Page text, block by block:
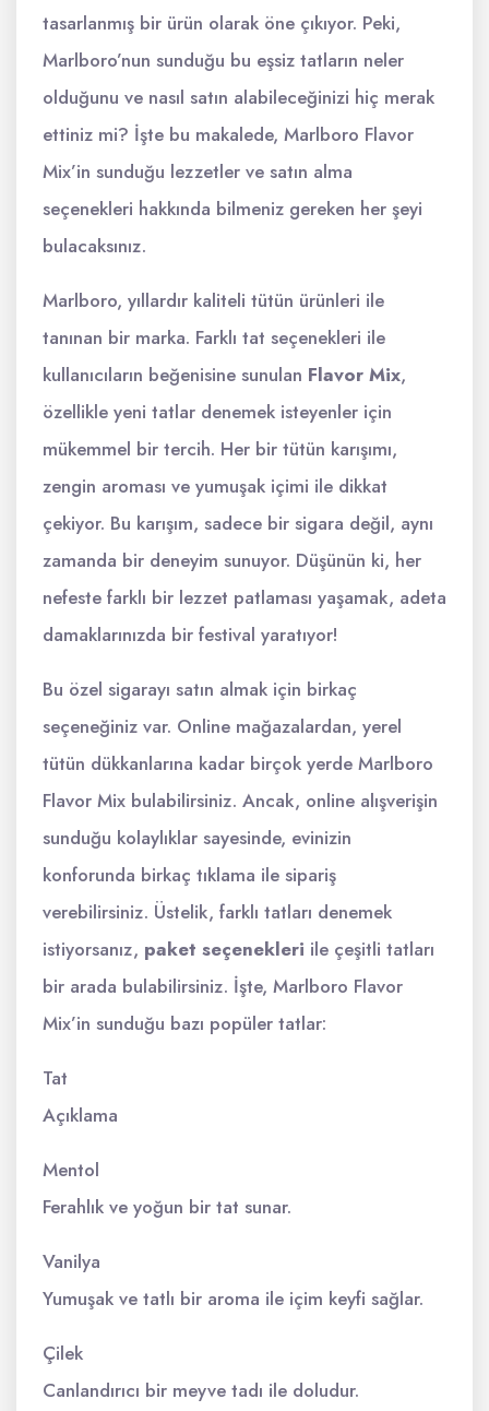
tasarlanmış bir ürün olarak öne çıkıyor. Peki,
Marlboro’nun sunduğu bu eşsiz tatların neler
olduğunu ve nasıl satın alabileceğinizi hiç merak
ettiniz mi? İşte bu makalede, Marlboro Flavor
Mix’in sunduğu lezzetler ve satın alma
seçenekleri hakkında bilmeniz gereken her şeyi
bulacaksınız.
Marlboro, yıllardır kaliteli tütün ürünleri ile
tanınan bir marka. Farklı tat seçenekleri ile
kullanıcıların beğenisine sunulan Flavor Mix,
özellikle yeni tatlar denemek isteyenler için
mükemmel bir tercih. Her bir tütün karışımı,
zengin aroması ve yumuşak içimi ile dikkat
çekiyor. Bu karışım, sadece bir sigara değil, aynı
zamanda bir deneyim sunuyor. Düşünün ki, her
nefeste farklı bir lezzet patlaması yaşamak, adeta
damaklarınızda bir festival yaratıyor!
Bu özel sigarayı satın almak için birkaç
seçeneğiniz var. Online mağazalardan, yerel
tütün dükkanlarına kadar birçok yerde Marlboro
Flavor Mix bulabilirsiniz. Ancak, online alışverişin
sunduğu kolaylıklar sayesinde, evinizin
konforunda birkaç tıklama ile sipariş
verebilirsiniz. Üstelik, farklı tatları denemek
istiyorsanız, paket seçenekleri ile çeşitli tatları
bir arada bulabilirsiniz. İşte, Marlboro Flavor
Mix’in sunduğu bazı popüler tatlar:
Tat
Açıklama
Mentol
Ferahlık ve yoğun bir tat sunar.
Vanilya
Yumuşak ve tatlı bir aroma ile içim keyfi sağlar.
Çilek
Canlandırıcı bir meyve tadı ile doludur.